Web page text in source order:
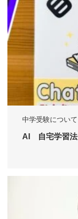
中学受験について
AI 自宅学習法